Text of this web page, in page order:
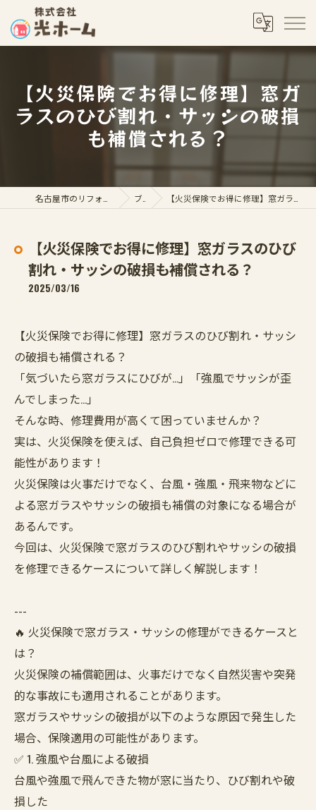
【火災保険でお得に修理】窓ガ
ラスのひび割れ・サッシの破損
も補償される？
ブログ 【火災保険でお得に修理】窓ガラスのひび割れ・サッシの破損も補償される？
【火災保険でお得に修理】窓ガラスのひび
割れ・サッシの破損も補償される？
2025/03/16
【火災保険でお得に修理】窓ガラスのひび割れ・サッシ
の破損も補償される？
「気づいたら窓ガラスにひびが…」「強風でサッシが歪
んでしまった…」
そんな時、修理費用が高くて困っていませんか？
実は、火災保険を使えば、自己負担ゼロで修理できる可
能性があります！
火災保険は火事だけでなく、台風・強風・飛来物などに
よる窓ガラスやサッシの破損も補償の対象になる場合が
あるんです。
今回は、火災保険で窓ガラスのひび割れやサッシの破損
を修理できるケースについて詳しく解説します！
---
🔥 火災保険で窓ガラス・サッシの修理ができるケースと
は？
火災保険の補償範囲は、火事だけでなく自然災害や突発
的な事故にも適用されることがあります。
窓ガラスやサッシの破損が以下のような原因で発生した
場合、保険適用の可能性があります。
✅ 1. 強風や台風による破損
台風や強風で飛んできた物が窓に当たり、ひび割れや破
損した